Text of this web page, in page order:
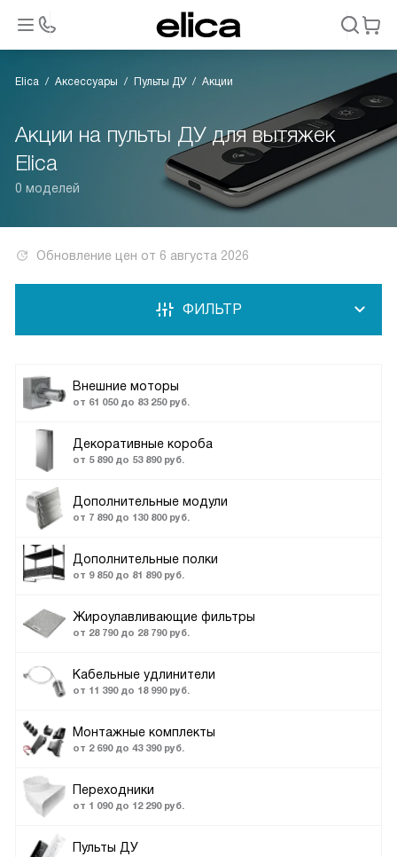
Elica Аксессуары Пульты ДУ Акции
Акции на пульты ДУ для вытяжек
Elica
0 моделей
Обновление цен от 6 августа 2026
Внешние моторы
от 61 050 до 83 250 руб.
Декоративные короба
от 5 890 до 53 890 руб.
Дополнительные модули
от 7 890 до 130 800 руб.
Дополнительные полки
от 9 850 до 81 890 руб.
Жироулавливающие фильтры
от 28 790 до 28 790 руб.
Кабельные удлинители
от 11 390 до 18 990 руб.
Монтажные комплекты
от 2 690 до 43 390 руб.
Переходники
от 1 090 до 12 290 руб.
Пульты ДУ
ФИЛЬТР